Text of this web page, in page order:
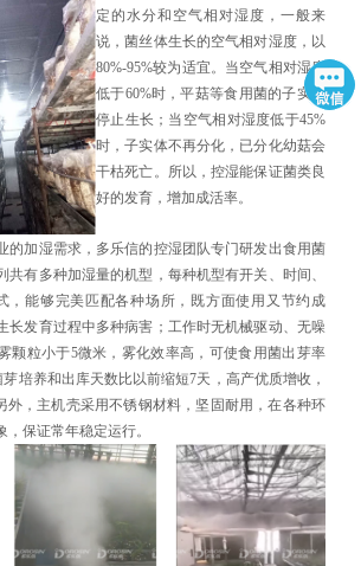
定的水分和空气相对湿度，一般来
说，菌丝体生长的空气相对湿度，以
80%-95%较为适宜。当空气相对湿度
低于60%时，平菇等食用菌的子实体
停止生长；当空气相对湿度低于45%
时，子实体不再分化，已分化幼菇会
干枯死亡。所以，控湿能保证菌类良
好的发育，增加成活率。
的加湿需求，多乐信的控湿团队专门研发出食用菌
共有多种加湿量的机型，每种机型有开关、时间、
，能够完美匹配各种场所，既方面使用又节约成
长发育过程中多种病害；工作时无机械驱动、无噪
颗粒小于5微米，雾化效率高，可使食用菌出芽率
芽培养和出库天数比以前缩短7天，高产优质增收，
外，主机壳采用不锈钢材料，坚固耐用，在各种环
保证常年稳定运行。